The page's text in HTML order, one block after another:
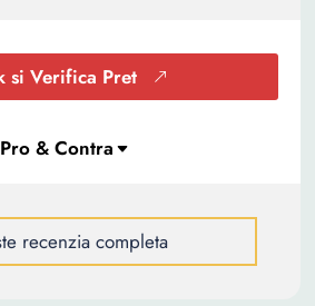
si Verifica Pret
recenzia completa